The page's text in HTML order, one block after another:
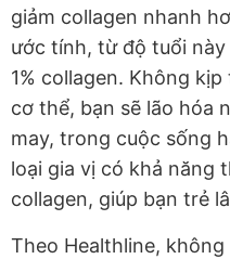
giảm collagen nhanh
ước tính, từ độ tuổi
1% collagen. Không
cơ thể, bạn sẽ lão hóa
may, trong cuộc sống
loại gia vị có khả năng
collagen, giúp bạn trẻ
Theo Healthline,